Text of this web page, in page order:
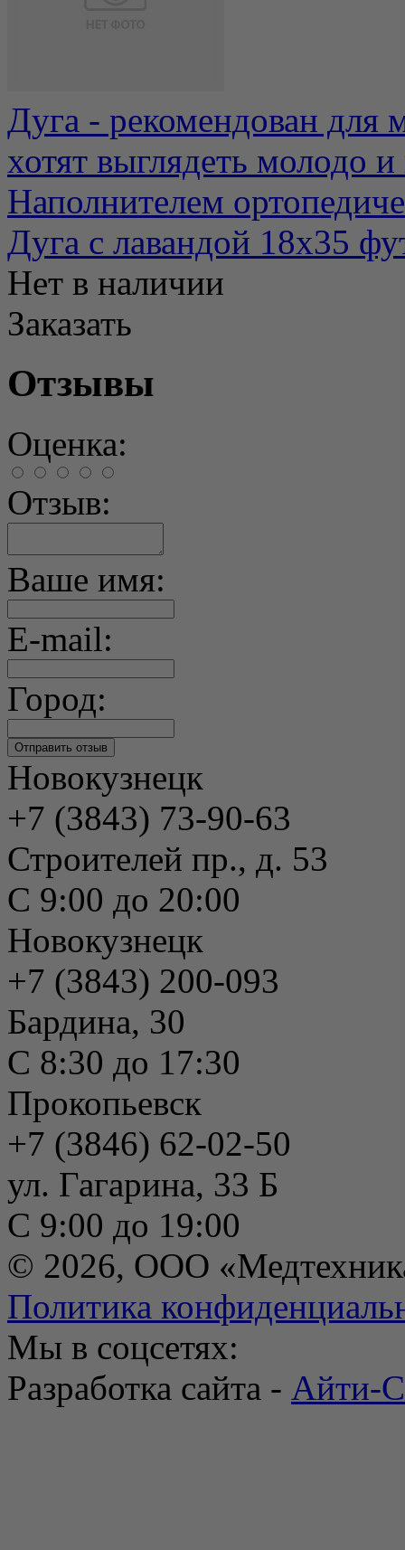
Дуга - рекомендован
хотят выглядеть молодо
Наполнителем
Дуга с лавандой 18х35
Нет в наличии
Заказать
Отзывы
Оценка:
Отзыв:
Ваше имя:
E-mail:
Город:
Новокузнецк
+7 (3843) 73-90-63
Строителей пр., д. 53
С 9:00 до 20:00
Новокузнецк
+7 (3843) 200-093
Бардина, 30
С 8:30 до 17:30
Прокопьевск
+7 (3846) 62-02-50
ул. Гагарина, 33 Б
С 9:00 до 19:00
© 2026, ООО
Политика
Мы в соцсетях:
Разработка сайта - Айти-